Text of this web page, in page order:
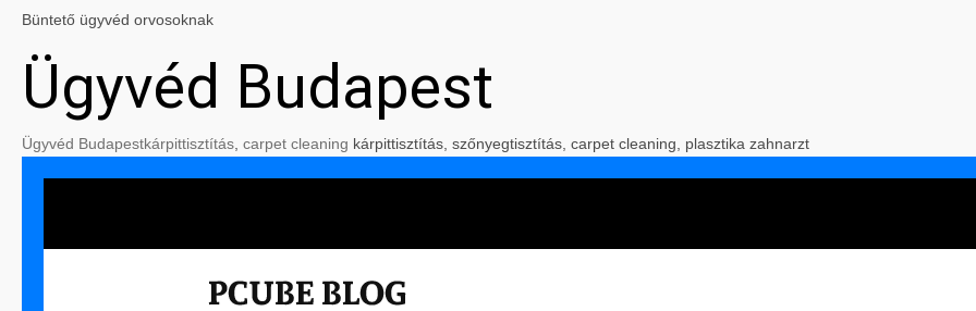
Büntető ügyvéd orvosoknak
Ügyvéd Budapest
Ügyvéd Budapestkárpittisztítás carpet cleaning kárpittisztítás, szőnyegtisztítás, carpet cleaning, plasztika zahnarzt